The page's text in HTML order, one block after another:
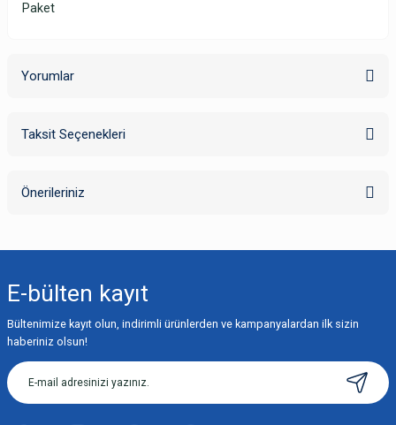
Paket
Yorumlar
Taksit Seçenekleri
Önerileriniz
Görüş ve önerileriniz için teşekkür ederiz.
Ürün resmi kalitesiz, bozuk veya görüntülenemiyor.
Ürün açıklamasında eksik bilgiler bulunuyor.
Ürün bilgilerinde hatalar bulunuyor.
E-bülten kayıt
Bültenimize kayıt olun, indirimli ürünlerden ve kampanyalardan ilk sizin
haberiniz olsun!